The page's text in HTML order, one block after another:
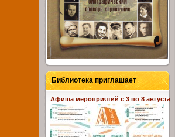
Библиотека приглашает
Афиша мероприятий с 3 по 8 августа